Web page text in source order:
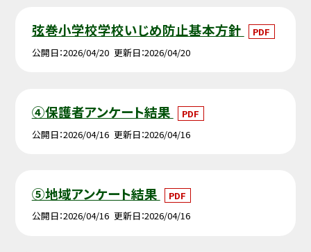
弦巻小学校学校いじめ防止基本方針
PDF
公開日 2026/04/20 更新日 2026/04/20
④保護者アンケート結果
PDF
公開日 2026/04/16 更新日 2026/04/16
⑤地域アンケート結果
PDF
公開日 2026/04/16 更新日 2026/04/16